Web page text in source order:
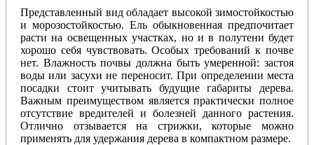
Представленный вид обладает высокой зимостойкостью
и морозостойкостью. Ель обыкновенная предпочитает
расти на освещенных участках, но и в полутени будет
хорошо себя чувствовать. Особых требований к почве
нет. Влажность почвы должна быть умеренной: застоя
воды или засухи не переносит. При определении места
посадки стоит учитывать будущие габариты дерева.
Важным преимуществом является практически полное
отсутствие вредителей и болезней данного растения.
Отлично отзывается на стрижки, которые можно
применять для удержания дерева в компактном размере.